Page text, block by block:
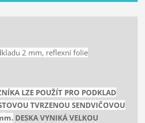
2 mm, reflexní folie
LZE POUŽÍT PRO PODKLAD
TVRZENOU SENDVIČOVOU
DESKA VYNIKÁ VELKOU